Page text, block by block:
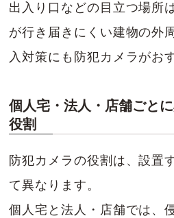
出入り口などの目立つ場所
が行き届きにくい建物の外
入対策にも防犯カメラがお
個人宅・法人・店舗ごと
役割
防犯カメラの役割は、設置
て異なります。
個人宅と法人・店舗では、